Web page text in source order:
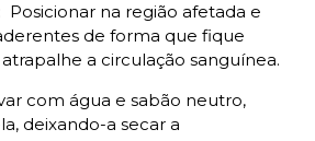
Posicionar na região afetada e
de forma que fique
a circulação sanguínea.
com água e sabão neutro,
deixando-a secar a